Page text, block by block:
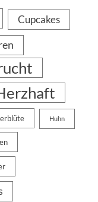
Cupcakes
Huhn